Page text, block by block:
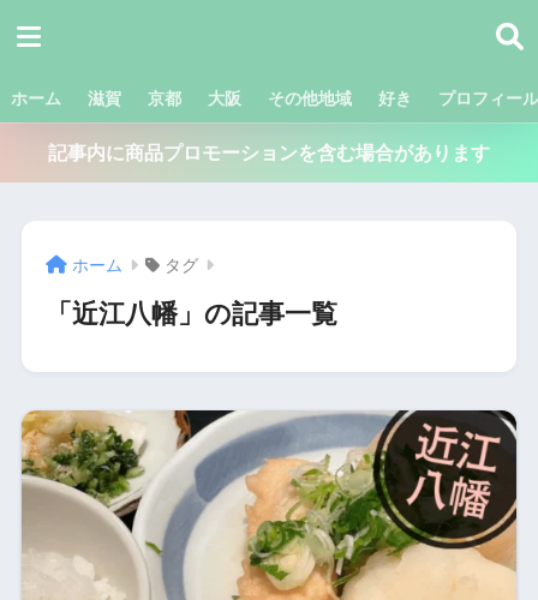
ホーム 滋賀 京都 大阪 その他地域 好き プロフィール
記事内に商品プロモーションを含む場合があります
ホーム タグ
「近江八幡」の記事一覧